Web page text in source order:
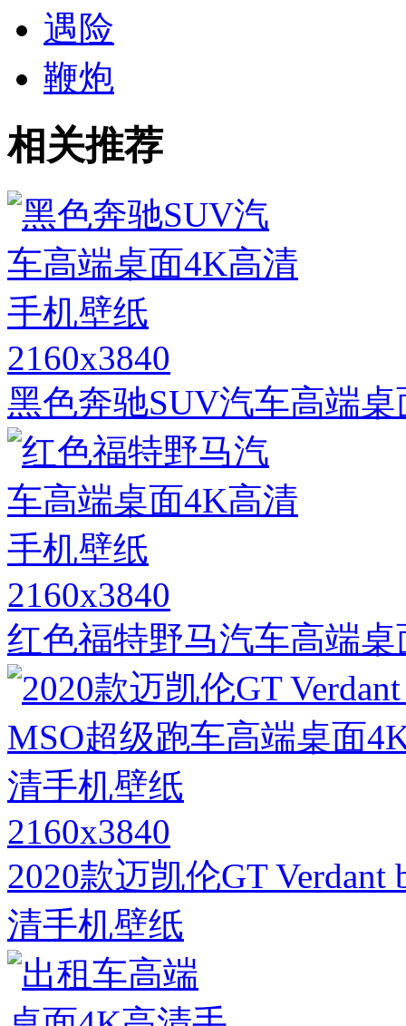
遇险
鞭炮
相关推荐
2160x3840
黑色奔驰SUV汽车高端
2160x3840
红色福特野马汽车高端
2160x3840
2020款迈凯伦GT
清手机壁纸